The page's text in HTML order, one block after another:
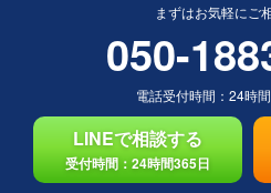
まずはお気軽にご
050-
電話受付時間： 24時
LINEで相談する
受付時間：24時間365日